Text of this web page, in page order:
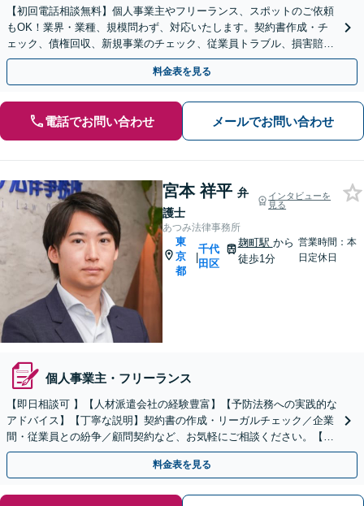
【初回電話相談無料】個人事業主やフリーランス、スポットのご依頼
もOK！業界・業種、規模問わず、対応いたします。契約書作成・チ
ェック、債権回収、新規事業のチェック、従業員トラブル、損害賠償
請求の対応など
料金表を見る
電話でお問い合わせ メールでお問い合わせ
宮本 祥平 弁
護士
インタビューを
見る
あつみ法律事務所
東
京
都
|
千代
田区
麹町駅 から
徒歩1分
営業時間：本
日定休日
個人事業主・フリーランス
【即日相談可 】【人材派遣会社の経験豊富】【予防法務への実践的な
アドバイス】【丁寧な説明】契約書の作成・リーガルチェック／企業
間・従業員との紛争／顧問契約など、お気軽にご相談ください。【男
女弁護士3人在籍】
料金表を見る